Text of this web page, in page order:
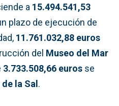
a 15.494.541,53
plazo de ejecución de
11.761.032,88 euros
del Museo del Mar
3.733.508,66 euros se
de la Sal.